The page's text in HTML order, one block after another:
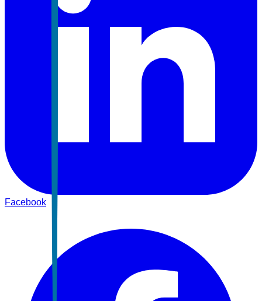
Facebook